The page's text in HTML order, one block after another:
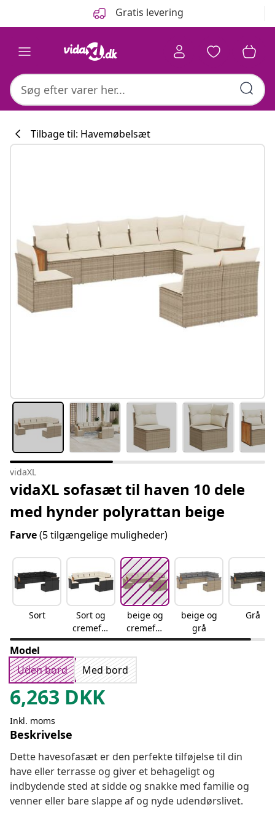
Gratis levering
#sharemevidaxl
Tilbage til: Havemøbelsæt
vidaXL
vidaXL sofasæt til haven 10 dele
med hynder polyrattan beige
Farve(5 tilgængelige muligheder)
Sort
Sort og
cremefar
vet
beige og
cremefar
vet
beige og
grå
Grå
Model
Uden bord
Med bord
6,263 DKK
Inkl. moms
Beskrivelse
Dette havesofasæt er den perfekte tilføjelse til din
have eller terrasse og giver et behageligt og
indbydende sted at sidde og snakke med familie og
venner eller bare slappe af og nyde udendørslivet.